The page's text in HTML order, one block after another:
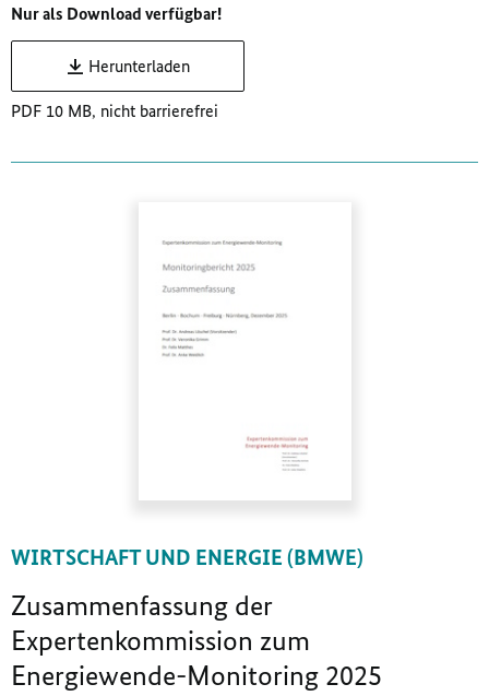
Nur als Download verfügbar!
Herunterladen
PDF 10 MB, nicht barrierefrei
WIRTSCHAFT UND ENERGIE (BMWE)
Zusammenfassung der
Expertenkommission zum
Energiewende-Monitoring 2025